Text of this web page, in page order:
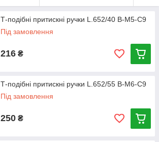
Т-подібні притискні ручки L.652/40 B-M5-C9
Під замовлення
216 ₴
Т-подібні притискні ручки L.652/55 B-M6-C9
Під замовлення
250 ₴